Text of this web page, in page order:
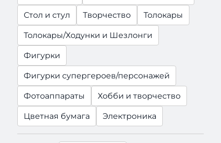
Стол и стул Творчество Толокары
Толокары/Ходунки и Шезлонги
Фигурки
Фигурки супергероев/персонажей
Фотоаппараты Хобби и творчество
Цветная бумага Электроника